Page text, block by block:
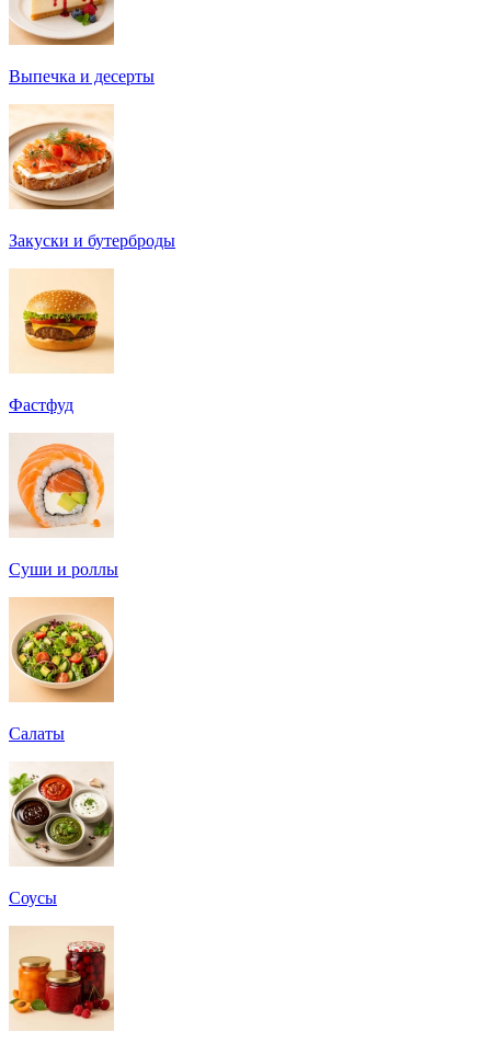
Выпечка и десерты
Закуски и бутерброды
Фастфуд
Суши и роллы
Салаты
Соусы